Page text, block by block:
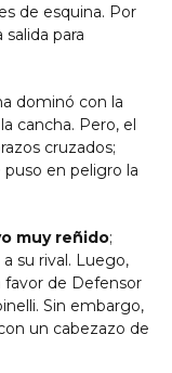
de esquina. Por
para
dominó con la
cancha. Pero, el
cruzados;
en peligro la
muy reñido;
su rival. Luego,
favor de Defensor
Sin embargo,
un cabezazo de